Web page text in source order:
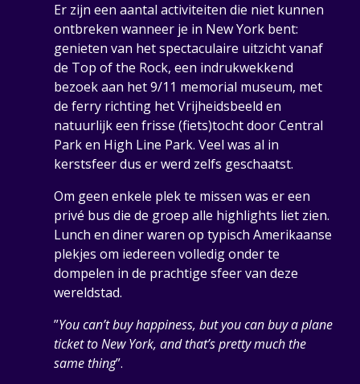
Er zijn een aantal activiteiten die niet kunnen
ontbreken wanneer je in New York bent:
genieten van het spectaculaire uitzicht vanaf
de Top of the Rock, een indrukwekkend
bezoek aan het 9/11 memorial museum, met
de ferry richting het Vrijheidsbeeld en
natuurlijk een frisse (fiets)tocht door Central
Park en High Line Park. Veel was al in
kerstsfeer dus er werd zelfs geschaatst.
Om geen enkele plek te missen was er een
privé bus die de groep alle highlights liet zien.
Lunch en diner waren op typisch Amerikaanse
plekjes om iedereen volledig onder te
dompelen in de prachtige sfeer van deze
wereldstad.
”You can’t buy happiness, but you can buy a plane
ticket to New York, and that’s pretty much the
same thing”.